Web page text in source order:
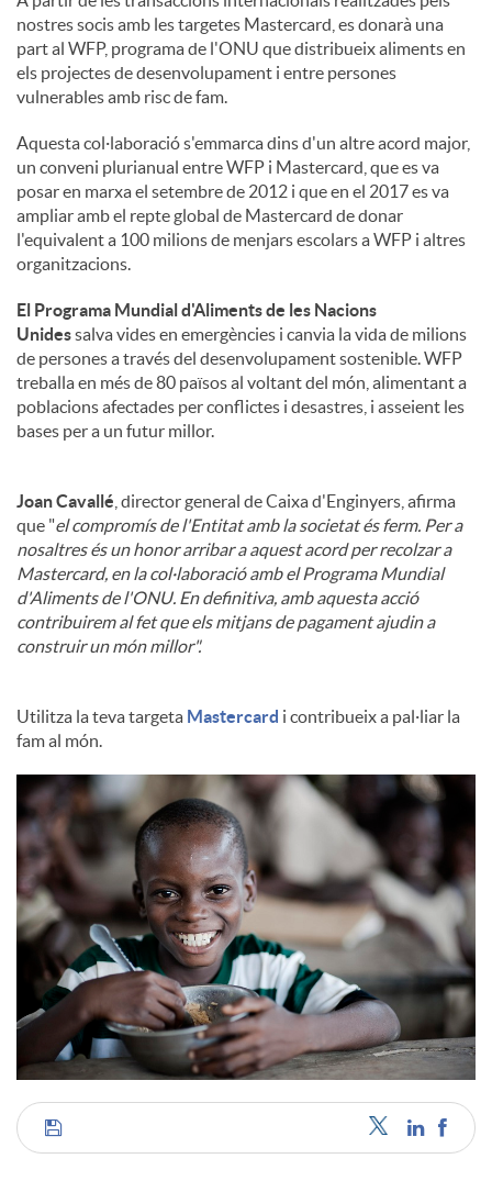
nostres socis amb les targetes Mastercard, es donarà una
part al WFP, programa de l'ONU que distribueix aliments en
els projectes de desenvolupament i entre persones
vulnerables amb risc de fam.
Aquesta col·laboració s'emmarca dins d'un altre acord major,
un conveni plurianual entre WFP i Mastercard, que es va
posar en marxa el setembre de 2012 i que en el 2017 es va
ampliar amb el repte global de Mastercard de donar
l'equivalent a 100 milions de menjars escolars a WFP i altres
organitzacions.
El Programa Mundial d'Aliments de les Nacions
Unidessalva vides en emergències i canvia la vida de milions
de persones a través del desenvolupament sostenible. WFP
treballa en més de 80 països al voltant del món, alimentant a
poblacions afectades per conflictes i desastres, i asseient les
bases per a un futur millor.
Joan Cavallé , director general de Caixa d'Enginyers, afirma
que "el compromís de l'Entitat amb la societat és ferm. Per a
nosaltres és un honor arribar a aquest acord per recolzar a
Mastercard, en la col·laboració amb el Programa Mundial
d'Aliments de l'ONU. En definitiva, amb aquesta acció
contribuirem al fet que els mitjans de pagament ajudin a
construir un món millor".
Utilitza la teva targeta Mastercard i contribueix a pal·liar la
fam al món.
C